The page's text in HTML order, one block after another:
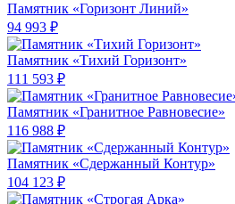
Памятник «Горизонт Линий»
94 993 ₽
Памятник «Тихий Горизонт»
111 593 ₽
Памятник «Гранитное Равновесие»
116 988 ₽
Памятник «Сдержанный Контур»
104 123 ₽